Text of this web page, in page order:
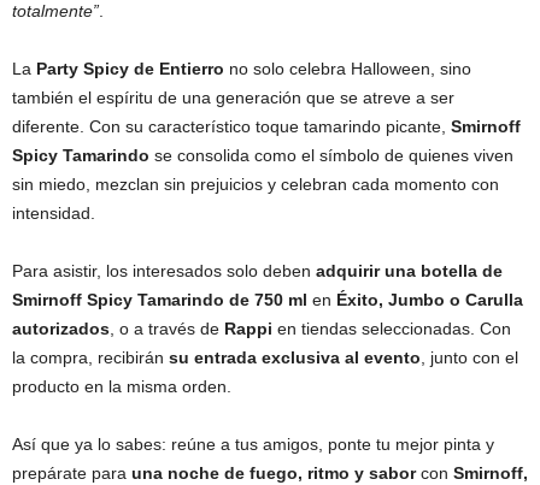
totalmente”.
La Party Spicy de Entierro no solo celebra Halloween, sino
también el espíritu de una generación que se atreve a ser
diferente. Con su característico toque tamarindo picante, Smirnoff
Spicy Tamarindo se consolida como el símbolo de quienes viven
sin miedo, mezclan sin prejuicios y celebran cada momento con
intensidad.
Para asistir, los interesados solo deben adquirir una botella de
Smirnoff Spicy Tamarindo de 750 ml en Éxito, Jumbo o Carulla
autorizados, o a través de Rappi en tiendas seleccionadas. Con
la compra, recibirán su entrada exclusiva al evento, junto con el
producto en la misma orden.
Así que ya lo sabes: reúne a tus amigos, ponte tu mejor pinta y
prepárate para una noche de fuego, ritmo y saborcon Smirnoff,